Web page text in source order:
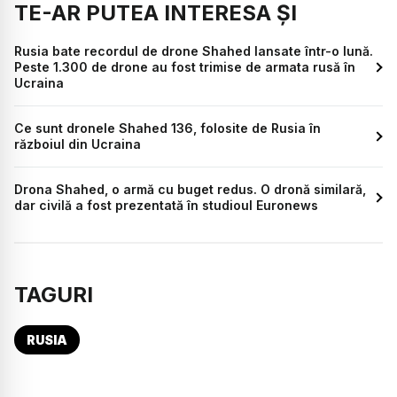
TE-AR PUTEA INTERESA ȘI
Rusia bate recordul de drone Shahed lansate într-o lună.
Peste 1.300 de drone au fost trimise de armata rusă în
Ucraina
Ce sunt dronele Shahed 136, folosite de Rusia în
războiul din Ucraina
Drona Shahed, o armă cu buget redus. O dronă similară,
dar civilă a fost prezentată în studioul Euronews
TAGURI
RUSIA